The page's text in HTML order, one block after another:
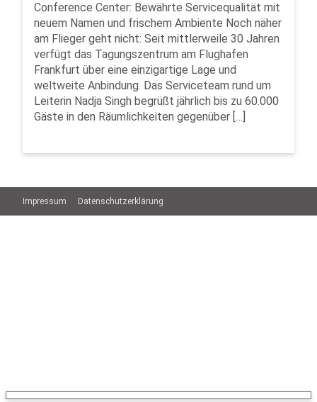
Conference Center: Bewährte Servicequalität mit
neuem Namen und frischem Ambiente Noch näher
am Flieger geht nicht: Seit mittlerweile 30 Jahren
verfügt das Tagungszentrum am Flughafen
Frankfurt über eine einzigartige Lage und
weltweite Anbindung. Das Serviceteam rund um
Leiterin Nadja Singh begrüßt jährlich bis zu 60.000
Gäste in den Räumlichkeiten gegenüber […]
Impressum Datenschutzerklärung